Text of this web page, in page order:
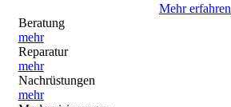
Mehr erfahren
Beratung
mehr
Reparatur
mehr
Nachrüstungen
mehr